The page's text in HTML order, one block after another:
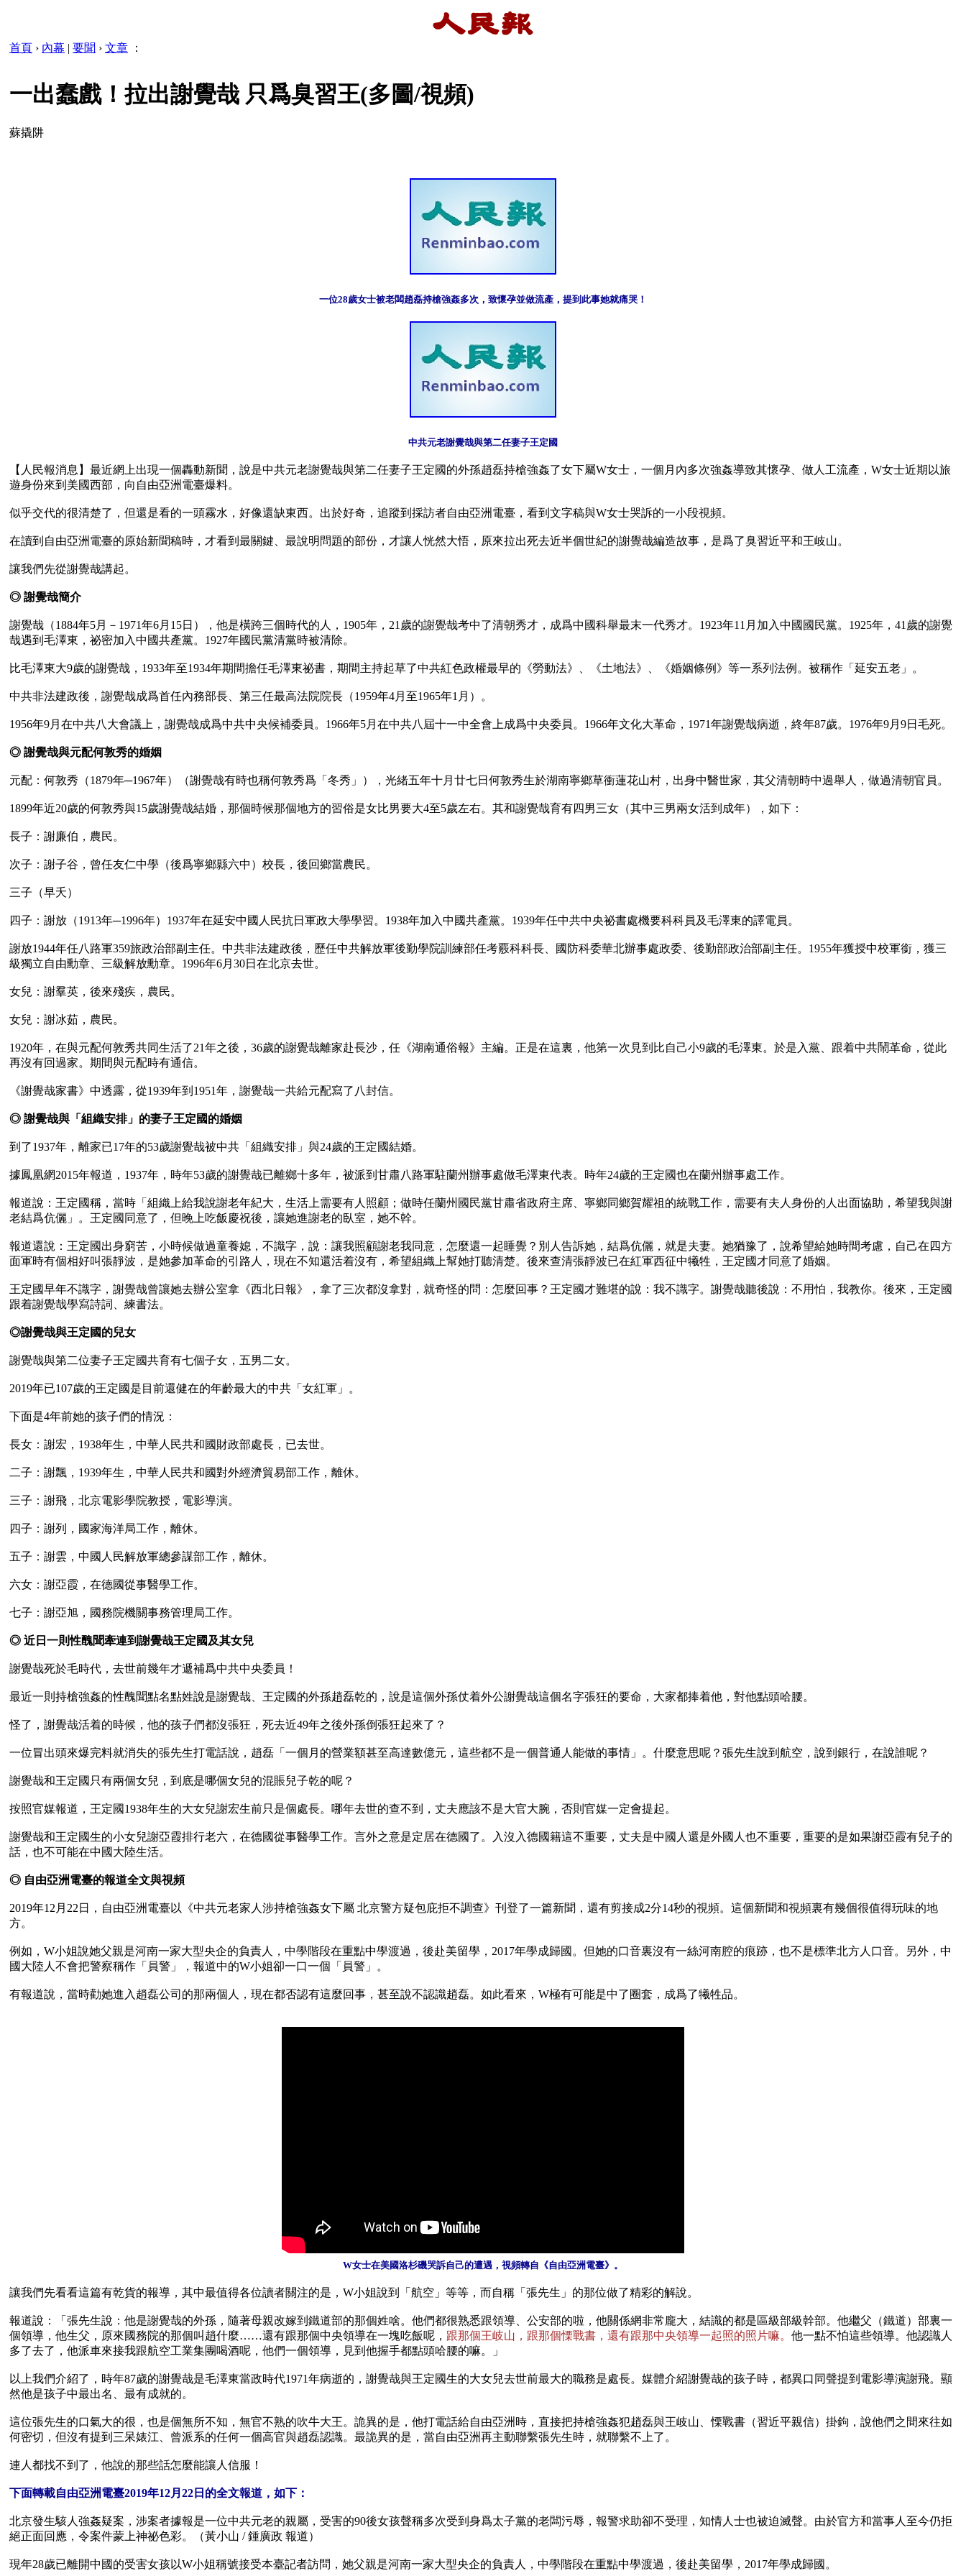
首頁 › 內幕 | 要聞 › 文章 ：
一出蠢戲！拉出謝覺哉 只爲臭習王(多圖/視頻)
蘇撬阱
一位28歲女士被老闆趙磊持槍強姦多次，致懷孕並做流產，提到此事她就痛哭！
中共元老謝覺哉與第二任妻子王定國
【人民報消息】最近網上出現一個轟動新聞，說是中共元老謝覺哉與第二任妻子王定國的外孫趙磊持槍強姦了女下屬W女士，一個月內多次強姦導致其懷孕、做人工流產，W女士近期以旅
遊身份來到美國西部，向自由亞洲電臺爆料。
似乎交代的很清楚了，但還是看的一頭霧水，好像還缺東西。出於好奇，追蹤到採訪者自由亞洲電臺，看到文字稿與W女士哭訴的一小段視頻。
在讀到自由亞洲電臺的原始新聞稿時，才看到最關鍵、最說明問題的部份，才讓人恍然大悟，原來拉出死去近半個世紀的謝覺哉編造故事，是爲了臭習近平和王岐山。
讓我們先從謝覺哉講起。
◎ 謝覺哉簡介
謝覺哉（1884年5月－1971年6月15日），他是橫跨三個時代的人，1905年，21歲的謝覺哉考中了清朝秀才，成爲中國科舉最末一代秀才。1923年11月加入中國國民黨。1925年，41歲的謝覺
哉遇到毛澤東，祕密加入中國共產黨。1927年國民黨清黨時被清除。
比毛澤東大9歲的謝覺哉，1933年至1934年期間擔任毛澤東祕書，期間主持起草了中共紅色政權最早的《勞動法》、《土地法》、《婚姻條例》等一系列法例。被稱作「延安五老」。
中共非法建政後，謝覺哉成爲首任內務部長、第三任最高法院院長（1959年4月至1965年1月）。
1956年9月在中共八大會議上，謝覺哉成爲中共中央候補委員。1966年5月在中共八屆十一中全會上成爲中央委員。1966年文化大革命，1971年謝覺哉病逝，終年87歲。1976年9月9日毛死。
◎ 謝覺哉與元配何敦秀的婚姻
元配：何敦秀（1879年─1967年）（謝覺哉有時也稱何敦秀爲「冬秀」），光緒五年十月廿七日何敦秀生於湖南寧鄉草衝蓮花山村，出身中醫世家，其父清朝時中過舉人，做過清朝官員。
1899年近20歲的何敦秀與15歲謝覺哉結婚，那個時候那個地方的習俗是女比男要大4至5歲左右。其和謝覺哉育有四男三女（其中三男兩女活到成年），如下：
長子：謝廉伯，農民。
次子：謝子谷，曾任友仁中學（後爲寧鄉縣六中）校長，後回鄉當農民。
三子（早夭）
四子：謝放（1913年─1996年）1937年在延安中國人民抗日軍政大學學習。1938年加入中國共產黨。1939年任中共中央祕書處機要科科員及毛澤東的譯電員。
謝放1944年任八路軍359旅政治部副主任。中共非法建政後，歷任中共解放軍後勤學院訓練部任考覈科科長、國防科委華北辦事處政委、後勤部政治部副主任。1955年獲授中校軍銜，獲三
級獨立自由勳章、三級解放勳章。1996年6月30日在北京去世。
女兒：謝羣英，後來殘疾，農民。
女兒：謝冰茹，農民。
1920年，在與元配何敦秀共同生活了21年之後，36歲的謝覺哉離家赴長沙，任《湖南通俗報》主編。正是在這裏，他第一次見到比自己小9歲的毛澤東。於是入黨、跟着中共鬧革命，從此
再沒有回過家。期間與元配時有通信。
《謝覺哉家書》中透露，從1939年到1951年，謝覺哉一共給元配寫了八封信。
◎ 謝覺哉與「組織安排」的妻子王定國的婚姻
到了1937年，離家已17年的53歲謝覺哉被中共「組織安排」與24歲的王定國結婚。
據鳳凰網2015年報道，1937年，時年53歲的謝覺哉已離鄉十多年，被派到甘肅八路軍駐蘭州辦事處做毛澤東代表。時年24歲的王定國也在蘭州辦事處工作。
報道說：王定國稱，當時「組織上給我說謝老年紀大，生活上需要有人照顧；做時任蘭州國民黨甘肅省政府主席、寧鄉同鄉賀耀祖的統戰工作，需要有夫人身份的人出面協助，希望我與謝
老結爲伉儷」。王定國同意了，但晚上吃飯慶祝後，讓她進謝老的臥室，她不幹。
報道還說：王定國出身窮苦，小時候做過童養媳，不識字，說：讓我照顧謝老我同意，怎麼還一起睡覺？別人告訴她，結爲伉儷，就是夫妻。她猶豫了，說希望給她時間考慮，自己在四方
面軍時有個相好叫張靜波，是她參加革命的引路人，現在不知還活着沒有，希望組織上幫她打聽清楚。後來查清張靜波已在紅軍西征中犧牲，王定國才同意了婚姻。
王定國早年不識字，謝覺哉曾讓她去辦公室拿《西北日報》，拿了三次都沒拿對，就奇怪的問：怎麼回事？王定國才難堪的說：我不識字。謝覺哉聽後說：不用怕，我教你。後來，王定國
跟着謝覺哉學寫詩詞、練書法。
◎謝覺哉與王定國的兒女
謝覺哉與第二位妻子王定國共育有七個子女，五男二女。
2019年已107歲的王定國是目前還健在的年齡最大的中共「女紅軍」。
下面是4年前她的孩子們的情況：
長女：謝宏，1938年生，中華人民共和國財政部處長，已去世。
二子：謝飄，1939年生，中華人民共和國對外經濟貿易部工作，離休。
三子：謝飛，北京電影學院教授，電影導演。
四子：謝列，國家海洋局工作，離休。
五子：謝雲，中國人民解放軍總參謀部工作，離休。
六女：謝亞霞，在德國從事醫學工作。
七子：謝亞旭，國務院機關事務管理局工作。
◎ 近日一則性醜聞牽連到謝覺哉王定國及其女兒
謝覺哉死於毛時代，去世前幾年才遞補爲中共中央委員！
最近一則持槍強姦的性醜聞點名點姓說是謝覺哉、王定國的外孫趙磊乾的，說是這個外孫仗着外公謝覺哉這個名字張狂的要命，大家都捧着他，對他點頭哈腰。
怪了，謝覺哉活着的時候，他的孩子們都沒張狂，死去近49年之後外孫倒張狂起來了？
一位冒出頭來爆完料就消失的張先生打電話說，趙磊「一個月的營業額甚至高達數億元，這些都不是一個普通人能做的事情」。什麼意思呢？張先生說到航空，說到銀行，在說誰呢？
謝覺哉和王定國只有兩個女兒，到底是哪個女兒的混賬兒子乾的呢？
按照官媒報道，王定國1938年生的大女兒謝宏生前只是個處長。哪年去世的查不到，丈夫應該不是大官大腕，否則官媒一定會提起。
謝覺哉和王定國生的小女兒謝亞霞排行老六，在德國從事醫學工作。言外之意是定居在德國了。入沒入德國籍這不重要，丈夫是中國人還是外國人也不重要，重要的是如果謝亞霞有兒子的
話，也不可能在中國大陸生活。
◎ 自由亞洲電臺的報道全文與視頻
2019年12月22日，自由亞洲電臺以《中共元老家人涉持槍強姦女下屬 北京警方疑包庇拒不調查》刊登了一篇新聞，還有剪接成2分14秒的視頻。這個新聞和視頻裏有幾個很值得玩味的地
方。
例如，W小姐說她父親是河南一家大型央企的負責人，中學階段在重點中學渡過，後赴美留學，2017年學成歸國。但她的口音裏沒有一絲河南腔的痕跡，也不是標準北方人口音。另外，中
國大陸人不會把警察稱作「員警」，報道中的W小姐卻一口一個「員警」。
W女士在美國洛杉磯哭訴自己的遭遇，視頻轉自《自由亞洲電臺》。
讓我們先看看這篇有乾貨的報導，其中最值得各位讀者關注的是，W小姐說到「航空」等等，而自稱「張先生」的那位做了精彩的解說。
報道說：「張先生說：他是謝覺哉的外孫，隨著母親改嫁到鐵道部的那個姓啥。他們都很熟悉跟領導、公安部的啦，他關係網非常龐大，結識的都是區級部級幹部。他繼父（鐵道）部裏一
個領導，他生父，原來國務院的那個叫趙什麼……還有跟那個中央領導在一塊吃飯呢， 跟那個王岐山，跟那個慄戰書，還有跟那中央領導一起照的照片嘛。 他一點不怕這些領導。他認識人
多了去了，他派車來接我跟航空工業集團喝酒呢，他們一個領導，見到他握手都點頭哈腰的嘛。」
以上我們介紹了，時年87歲的謝覺哉是毛澤東當政時代1971年病逝的，謝覺哉與王定國生的大女兒去世前最大的職務是處長。媒體介紹謝覺哉的孩子時，都異口同聲提到電影導演謝飛。顯
然他是孩子中最出名、最有成就的。
這位張先生的口氣大的很，也是個無所不知，無官不熟的吹牛大王。詭異的是，他打電話給自由亞洲時，直接把持槍強姦犯趙磊與王岐山、慄戰書（習近平親信）掛鉤，說他們之間來往如
何密切，但沒有提到三呆婊江、曾派系的任何一個高官與趙磊認識。最詭異的是，當自由亞洲再主動聯繫張先生時，就聯繫不上了。
連人都找不到了，他說的那些話怎麼能讓人信服！
下面轉載自由亞洲電臺2019年12月22日的全文報道，如下：
北京發生駭人強姦疑案，涉案者據報是一位中共元老的親屬，受害的90後女孩聲稱多次受到身爲太子黨的老闆污辱，報警求助卻不受理，知情人士也被迫滅聲。由於官方和當事人至今仍拒
絕正面回應，令案件蒙上神祕色彩。（黃小山 / 鍾廣政 報道）
現年28歲已離開中國的受害女孩以W小姐稱號接受本臺記者訪問，她父親是河南一家大型央企的負責人，中學階段在重點中學渡過，後赴美留學，2017年學成歸國。